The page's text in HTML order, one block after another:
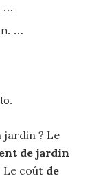
…
…
jardin ? Le
de jardin
Le coût de